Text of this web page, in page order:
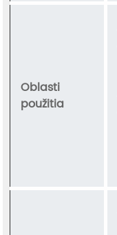
Oblasti
použitia